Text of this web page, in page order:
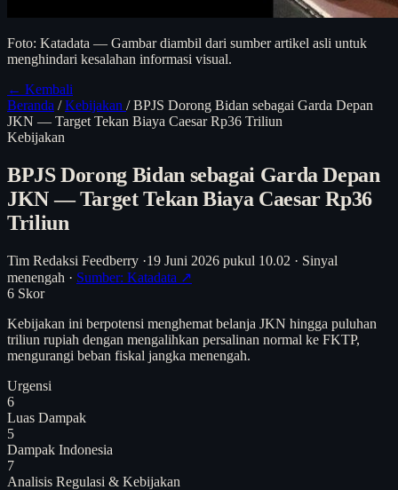
Foto: Katadata — Gambar diambil dari sumber artikel asli untuk
menghindari kesalahan informasi visual.
← Kembali
Beranda / Kebijakan / BPJS Dorong Bidan sebagai Garda Depan
JKN — Target Tekan Biaya Caesar Rp36 Triliun
Kebijakan
BPJS Dorong Bidan sebagai Garda Depan
JKN — Target Tekan Biaya Caesar Rp36
Triliun
Tim Redaksi Feedberry ·19 Juni 2026 pukul 10.02 · Sinyal
menengah · Sumber: Katadata ↗
6 Skor
Kebijakan ini berpotensi menghemat belanja JKN hingga puluhan
triliun rupiah dengan mengalihkan persalinan normal ke FKTP,
mengurangi beban fiskal jangka menengah.
Urgensi
6
Luas Dampak
5
Dampak Indonesia
7
Analisis Regulasi & Kebijakan